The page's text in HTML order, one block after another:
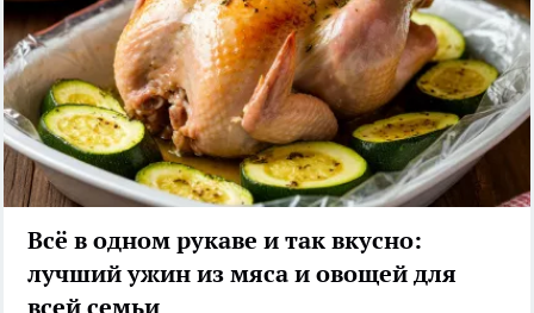
Всё в одном рукаве и так вкусно:
лучший ужин из мяса и овощей для
всей семьи